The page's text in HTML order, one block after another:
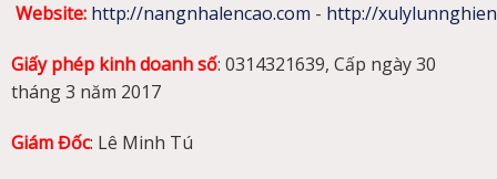
Website: http://nangnhalencao.com - http://
Giấy phép kinh doanh số: 0314321639, Cấp ngày 30
tháng 3 năm 2017
Giám Đốc: Lê Minh Tú